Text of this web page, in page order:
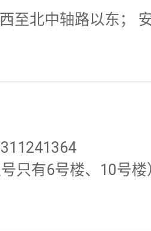
北中轴路以东；
只有6号楼、10号